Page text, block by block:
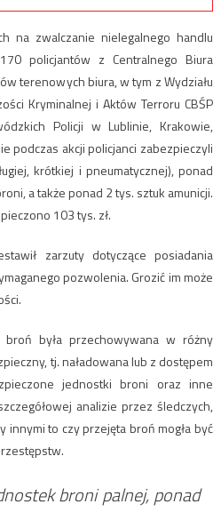
na zwalczanie nielegalnego handlu
policjantów z Centralnego Biura
terenowych biura, w tym z Wydziału
Kryminalnej i Aktów Terroru CBŚP
Policji w Lublinie, Krakowie,
podczas akcji policjanci zabezpieczyli
krótkiej i pneumatycznej), ponad
a także ponad 2 tys. sztuk amunicji.
103 tys. zł.
zarzuty dotyczące posiadania
pozwolenia. Grozić im może
była przechowywana w różny
tj. naładowana lub z dostępem
jednostki broni oraz inne
analizie przez śledczych,
innymi to czy przejęta broń mogła być
broni palnej, ponad